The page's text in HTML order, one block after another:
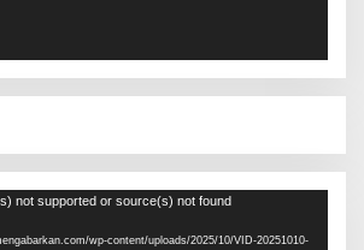
not supported or source(s) not found
wp-content/uploads/2025/10/VID-20251010-